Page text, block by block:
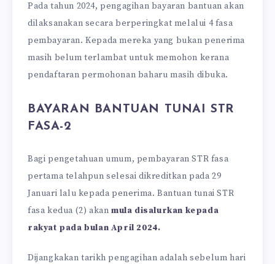
Pada tahun 2024, pengagihan bayaran bantuan akan
dilaksanakan secara berperingkat melalui 4 fasa
pembayaran. Kepada mereka yang bukan penerima
masih belum terlambat untuk memohon kerana
pendaftaran permohonan baharu masih dibuka.
BAYARAN BANTUAN TUNAI STR
FASA-2
Bagi pengetahuan umum, pembayaran STR fasa
pertama telahpun selesai dikreditkan pada 29
Januari lalu kepada penerima. Bantuan tunai STR
fasa kedua (2) akan mula disalurkan kepada
rakyat pada bulan April 2024.
Dijangkakan tarikh pengagihan adalah sebelum hari